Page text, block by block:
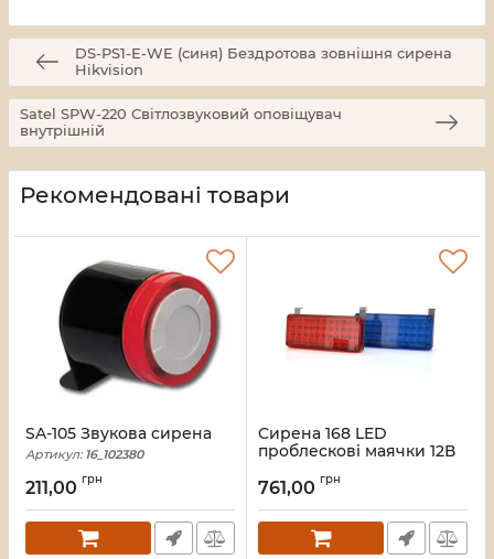
DS-PS1-E-WE (синя) Бездротова зовнішня сирена
Hikvision
Satel SPW-220 Світлозвуковий оповіщувач
внутрішній
Рекомендовані товари
SA-105 Звукова сирена
Артикул: 16_102380
211,00 грн
Сирена 168 LED
проблескові маячки 12В
Артикул: 14932
761,00 грн